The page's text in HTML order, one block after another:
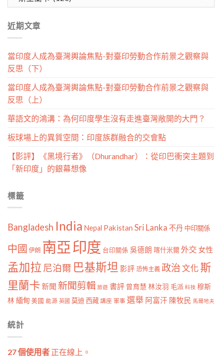
章
類
近期文章
當印度人成為臺灣輿論焦點-對臺印勞動合作前景之觀察與
反思（下）
當印度人成為臺灣輿論焦點-對臺印勞動合作前景之觀察與
反思（上）
華語文的鴻溝：為何印度學生沒有走進臺灣敞開的大門？
板球場上的異質空間：印度族群融合的交會點
【影評】《黑境行者》（Dhurandhar）：從印巴衝突主題到
「新印度」的銀幕想像
標籤
Bangladesh India Nepal Pakistan Sri Lanka 不丹 中印關係
中國 伊朗 南亞印度 台印關係 吳德朗 喀什米爾外交 女性
孟加拉 尼泊爾 巴基斯坦 影評 恐怖主義 政治文化斯
里蘭卡 新聞 新聞剪輯 旅遊 書評 曾育慧 林汝羽 毛派 科技 穆斯
林 緬甸 美國 能源 英國 莫迪 西藏 講座 軍事 選舉 阿富汗 陳牧民 馬爾地夫
統計
27 個使用者 正在線上。